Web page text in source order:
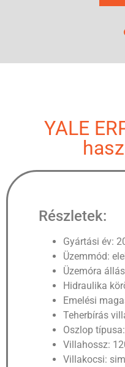
YALE
Részletek:
Gyártási év:
Üzemmód:
Üzemóra
Hidraulika
Emelési
Teherbírás
Oszlop
Villahossz:
Villakocsi: